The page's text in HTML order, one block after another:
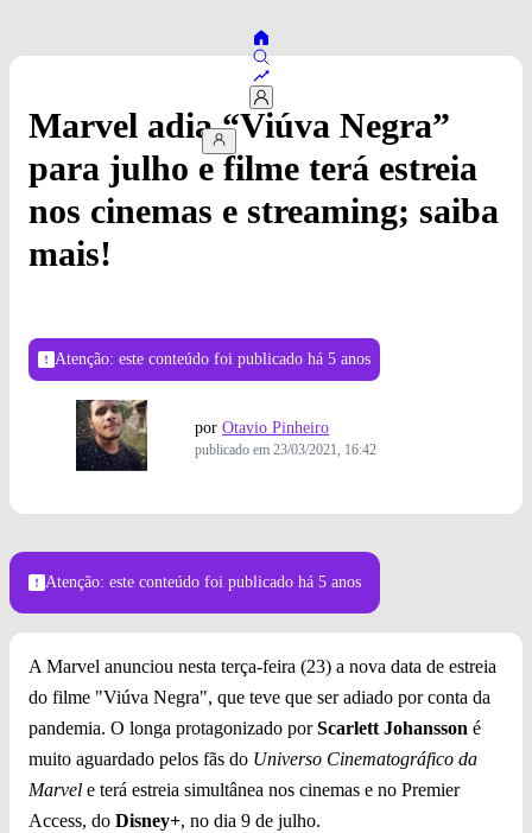
Marvel adia “Viúva Negra”
para julho e filme terá estreia
nos cinemas e streaming; saiba
mais!
Atenção: este conteúdo foi publicado há 5 anos
por Otavio Pinheiro
publicado em 23/03/2021, 16:42
Atenção: este conteúdo foi publicado há 5 anos
A Marvel anunciou nesta terça-feira (23) a nova data de estreia
do filme "Viúva Negra", que teve que ser adiado por conta da
pandemia. O longa protagonizado porScarlett Johansson é
muito aguardado pelos fãs do Universo Cinematográfico da
Marvel e terá estreia simultânea nos cinemas e no Premier
Access, do Disney+, no dia 9 de julho.